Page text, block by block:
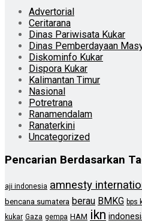
Advertorial
Ceritarana
Dinas Pariwisata Kukar
Dinas Pemberdayaan
Diskominfo Kukar
Dispora Kukar
Kalimantan Timur
Nasional
Potretrana
Ranamendalam
Ranaterkini
Uncategorized
Pencarian Berdasarkan
aji indonesia amnesty
bencana sumatera berau BMKG bps
kukar Gaza gempa HAM ikn